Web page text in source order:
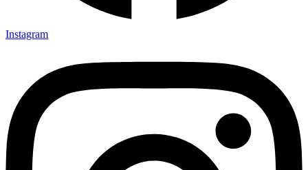
Instagram